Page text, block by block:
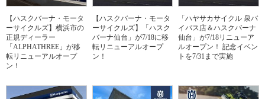
【ハスクバーナ・モータ
ーサイクルズ】横浜市の
正規ディーラー
「ALPHATHREE」が移
転リニューアルオープ
ン！
【ハスクバーナ・モータ
ーサイクルズ】「ハスク
バーナ仙台」が7/18に移
転リニューアルオープ
ン！
「ハヤサカサイクル 泉バ
イパス店＆ハスクバーナ
仙台」が7/18リニューア
ルオープン！ 記念イベン
トを7/31まで実施